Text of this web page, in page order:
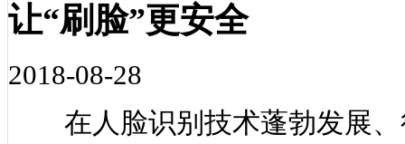
让“刷脸”更安全
2018-08-28
在人脸识别技术蓬勃发展、